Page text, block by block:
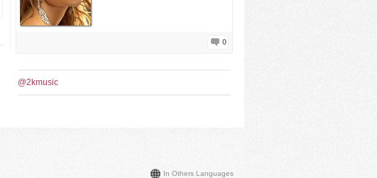
0
@2kmusic
In Others Languages